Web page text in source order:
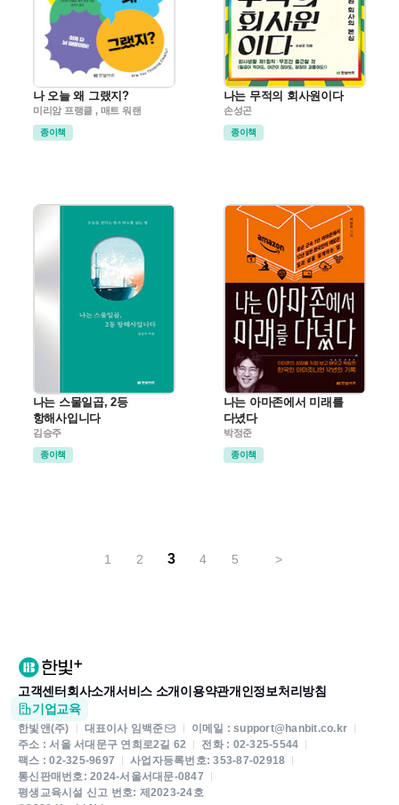
나 오늘 왜 그랬지?
미리암 프랭클 , 매트 워랜
종이책
나는 무적의 회사원이다
손성곤
종이책
나는 스물일곱, 2등
항해사입니다
김승주
종이책
나는 아마존에서 미래를
다녔다
박정준
종이책
1 2 3 4 5 >
고객센터 회사소개서비스 소개 이용약관개인정보처리방침
기업교육
한빛앤(주) 대표이사 임백준
이메일 : support@hanbit.co.kr
주소 : 서울 서대문구 연희로2길 62
전화 : 02-325-5544
팩스 : 02-325-9697
사업자등록번호: 353-87-02918
통신판매번호: 2024-서울서대문-0847
평생교육시설 신고 번호: 제2023-24호